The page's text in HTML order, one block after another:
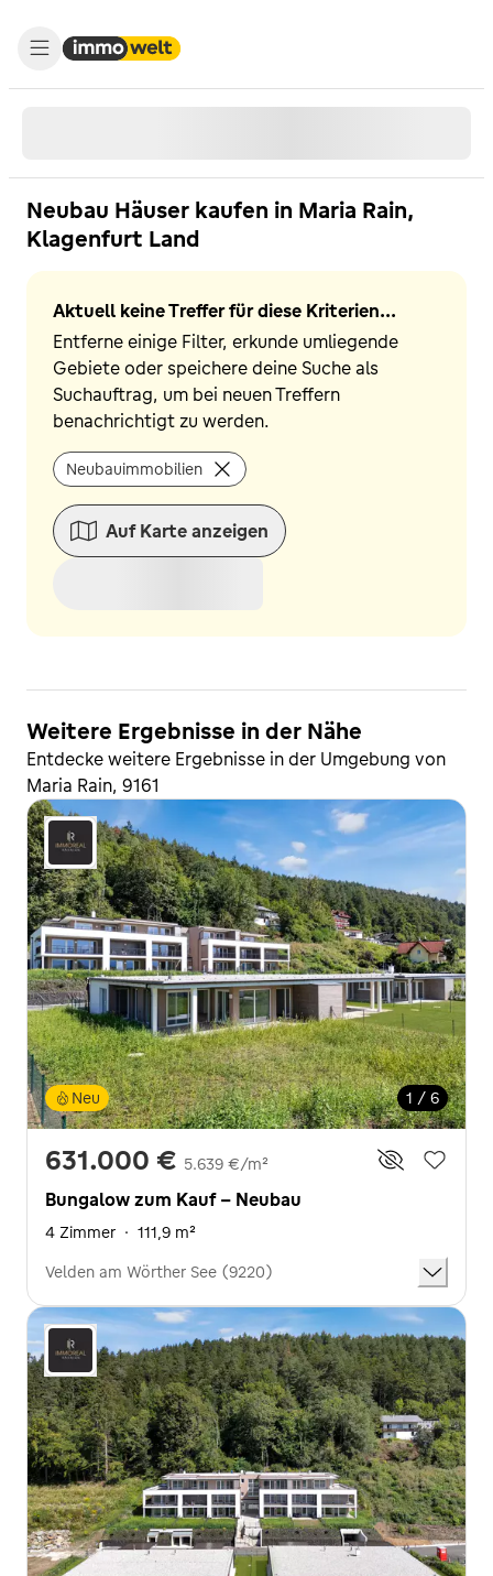
Neubau Häuser kaufen in Maria Rain,
Klagenfurt Land
Aktuell keine Treffer für diese Kriterien...
Entferne einige Filter, erkunde umliegende
Gebiete oder speichere deine Suche als
Suchauftrag, um bei neuen Treffern
benachrichtigt zu werden.
Neubauimmobilien
Auf Karte anzeigen
Weitere Ergebnisse in der Nähe
Entdecke weitere Ergebnisse in der Umgebung von
Maria Rain, 9161
1 / 6
Neu
631.000 € 5.639 €/m²
Bungalow zum Kauf - Neubau
4 Zimmer · 111,9 m²
Velden am Wörther See (9220)